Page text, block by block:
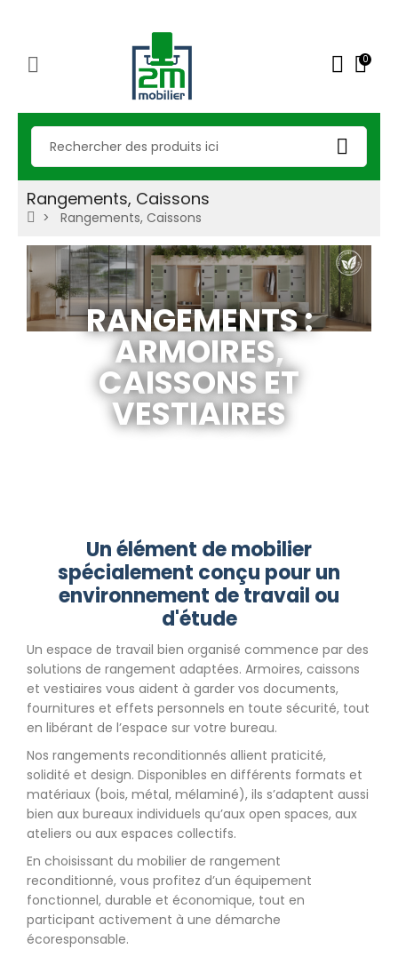
0
Rangements, Caissons
Rangements, Caissons
RANGEMENTS :
ARMOIRES,
CAISSONS ET
VESTIAIRES
Un élément de mobilier
spécialement conçu pour un
environnement de travail ou
d'étude
Un espace de travail bien organisé commence par des
solutions de rangement adaptées. Armoires, caissons
et vestiaires vous aident à garder vos documents,
fournitures et effets personnels en toute sécurité, tout
en libérant de l’espace sur votre bureau.
Nos rangements reconditionnés allient praticité,
solidité et design. Disponibles en différents formats et
matériaux (bois, métal, mélaminé), ils s’adaptent aussi
bien aux bureaux individuels qu’aux open spaces, aux
ateliers ou aux espaces collectifs.
En choisissant du mobilier de rangement
reconditionné, vous profitez d’un équipement
fonctionnel, durable et économique, tout en
participant activement à une démarche
écoresponsable.